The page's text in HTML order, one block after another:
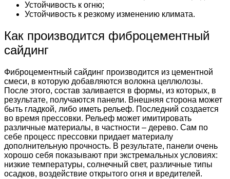
Устойчивость к огню;
Устойчивость к резкому изменению климата.
Как производится фиброцементный
сайдинг
Фиброцементный сайдинг производится из цементной
смеси, в которую добавляются волокна целлюлозы.
После этого, состав заливается в формы, из которых, в
результате, получаются панели. Внешняя сторона может
быть гладкой, либо иметь рельеф. Последний создается
во время прессовки. Рельеф может имитировать
различные материалы, в частности – дерево. Сам по
себе процесс прессовки придает материалу
дополнительную прочность. В результате, панели очень
хорошо себя показывают при экстремальных условиях:
низкие температуры, солнечный свет, различные типы
осадков, воздействие открытого огня и вредителей.